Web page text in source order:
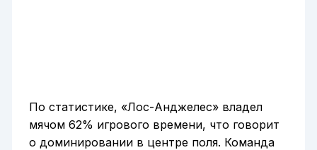
По статистике, «Лос-Анджелес» владел
мячом 62% игрового времени, что говорит
о доминировании в центре поля. Команда